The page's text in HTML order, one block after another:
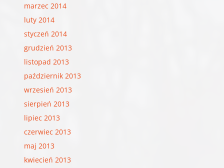
marzec 2014
luty 2014
styczeń 2014
grudzień 2013
listopad 2013
październik 2013
wrzesień 2013
sierpień 2013
lipiec 2013
czerwiec 2013
maj 2013
kwiecień 2013